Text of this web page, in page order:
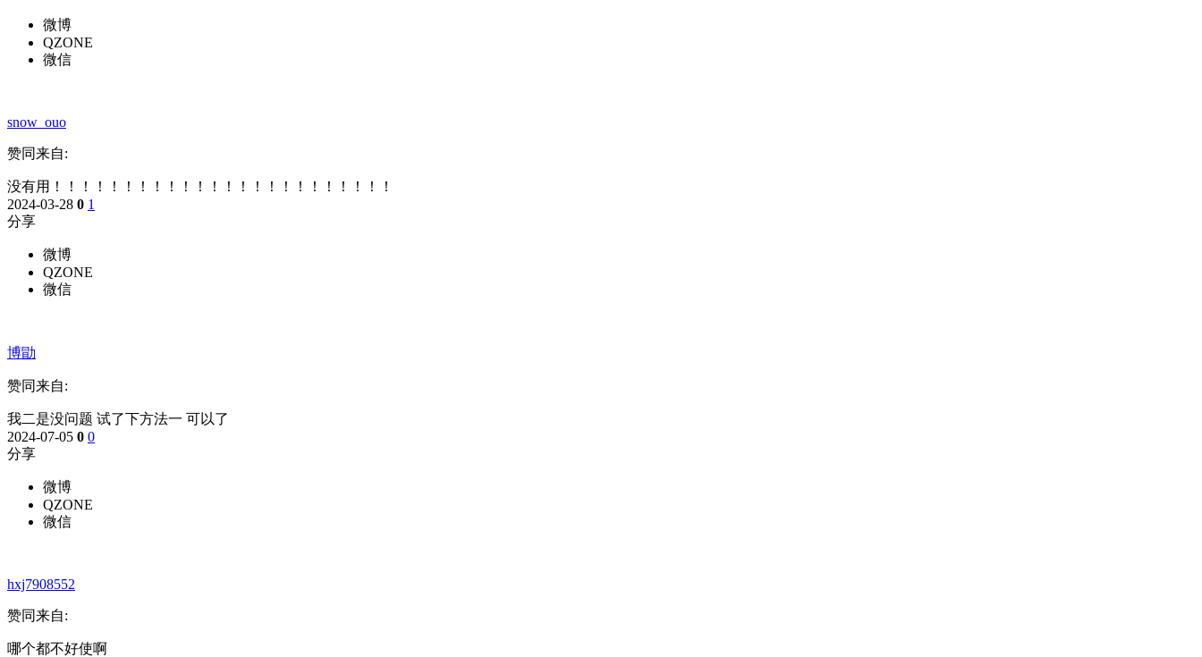
微博
QZONE
微信
snow_ouo
赞同来自:
没有用！！！！！！！！！！！！！！！！！！！！！！！！
2024-03-28 0 1
分享
微博
QZONE
微信
博勖
赞同来自:
我二是没问题 试了下方法一 可以了
2024-07-05 0 0
分享
微博
QZONE
微信
hxj7908552
赞同来自:
哪个都不好使啊